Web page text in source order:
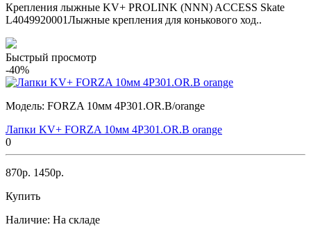
Крепления лыжные KV+ PROLINK (NNN) ACCESS Skate
L4049920001Лыжные крепления для конькового ход..
Быстрый просмотр
-40%
Модель: FORZA 10мм 4Р301.OR.B/orange
Лапки KV+ FORZA 10мм 4Р301.OR.B orange
0
870р. 1450р.
Купить
Наличие: На складе